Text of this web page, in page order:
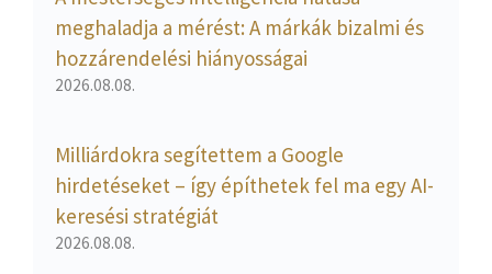
meghaladja a mérést: A márkák bizalmi és
hozzárendelési hiányosságai
2026.08.08.
Milliárdokra segítettem a Google
hirdetéseket – így építhetek fel ma egy AI-
keresési stratégiát
2026.08.08.